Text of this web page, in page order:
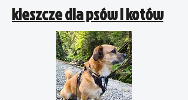
kleszcze dla psów i kotów